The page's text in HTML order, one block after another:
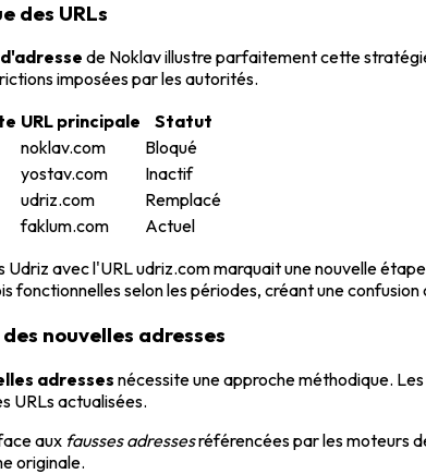
des URLs
de Noklav illustre parfaitement cette
imposées par les autorités.
URL principale
Statut
noklav.com
Bloqué
yostav.com
Inactif
udriz.com
Remplacé
faklum.com
Actuel
Udriz avec l'URL udriz.com marquait une nouvelle
fonctionnelles selon les périodes, créant une confusion
nouvelles adresses
adresses nécessite une approche méthodique.
URLs actualisées.
aux fausses adressesréférencées par les moteurs
originale.